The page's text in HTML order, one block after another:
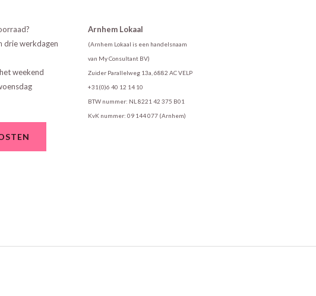
drie werkdagen
weekend
Arnhem Lokaal
(Arnhem Lokaal is een handelsnaam
van My Consultant BV)
Zuider Parallelweg 13a, 6882 AC VELP
+31(0)6 40 12 14 10
BTW nummer: NL 8221 42 375 B01
KvK nummer: 09 144 077 (Arnhem)